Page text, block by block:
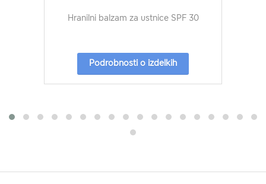
Hranilni balzam za ustnice SPF 30
Podrobnosti o izdelkih